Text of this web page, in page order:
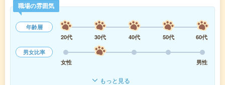
職場の雰囲気
年齢層
20代
30代 40代 50代
60代
男女比率
女性
男性
もっと見る